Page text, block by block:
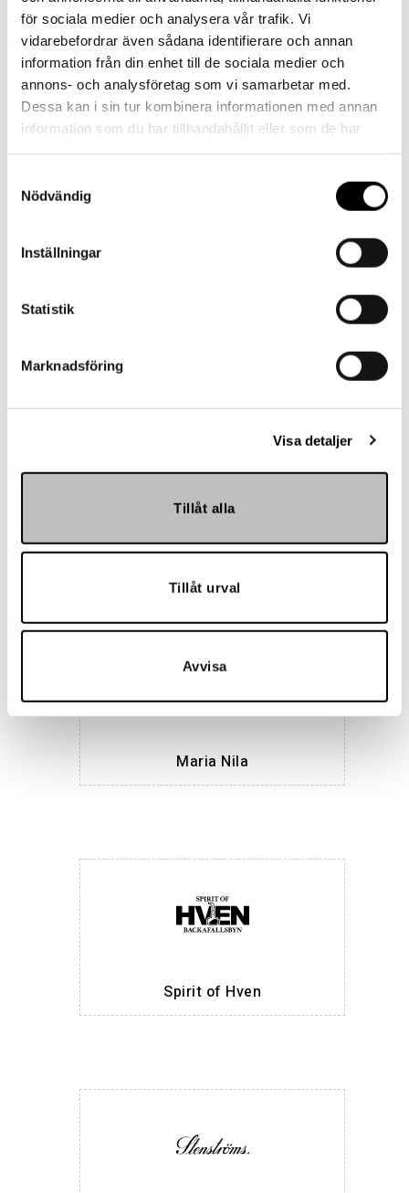
för sociala medier och analysera vår trafik. Vi
vidarebefordrar även sådana identifierare och annan
information från din enhet till de sociala medier och
annons- och analysföretag som vi samarbetar med.
Dessa kan i sin tur kombinera informationen med annan
information som du har tillhandahållit eller som de har
Nödvändig
Inställningar
Statistik
Marknadsföring
Visa detaljer
Tillåt alla
Tillåt urval
Avvisa
Kontakt
Referenser
Maria Nila
Spirit of Hven